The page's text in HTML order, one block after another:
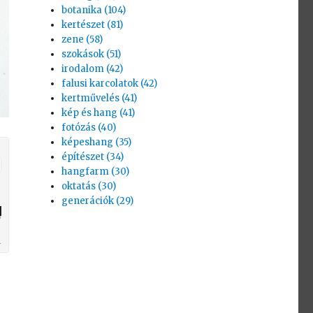
botanika (104)
kertészet (81)
zene (58)
szokások (51)
irodalom (42)
falusi karcolatok (42)
kertművelés (41)
kép és hang (41)
fotózás (40)
képeshang (35)
építészet (34)
hangfarm (30)
oktatás (30)
generációk (29)